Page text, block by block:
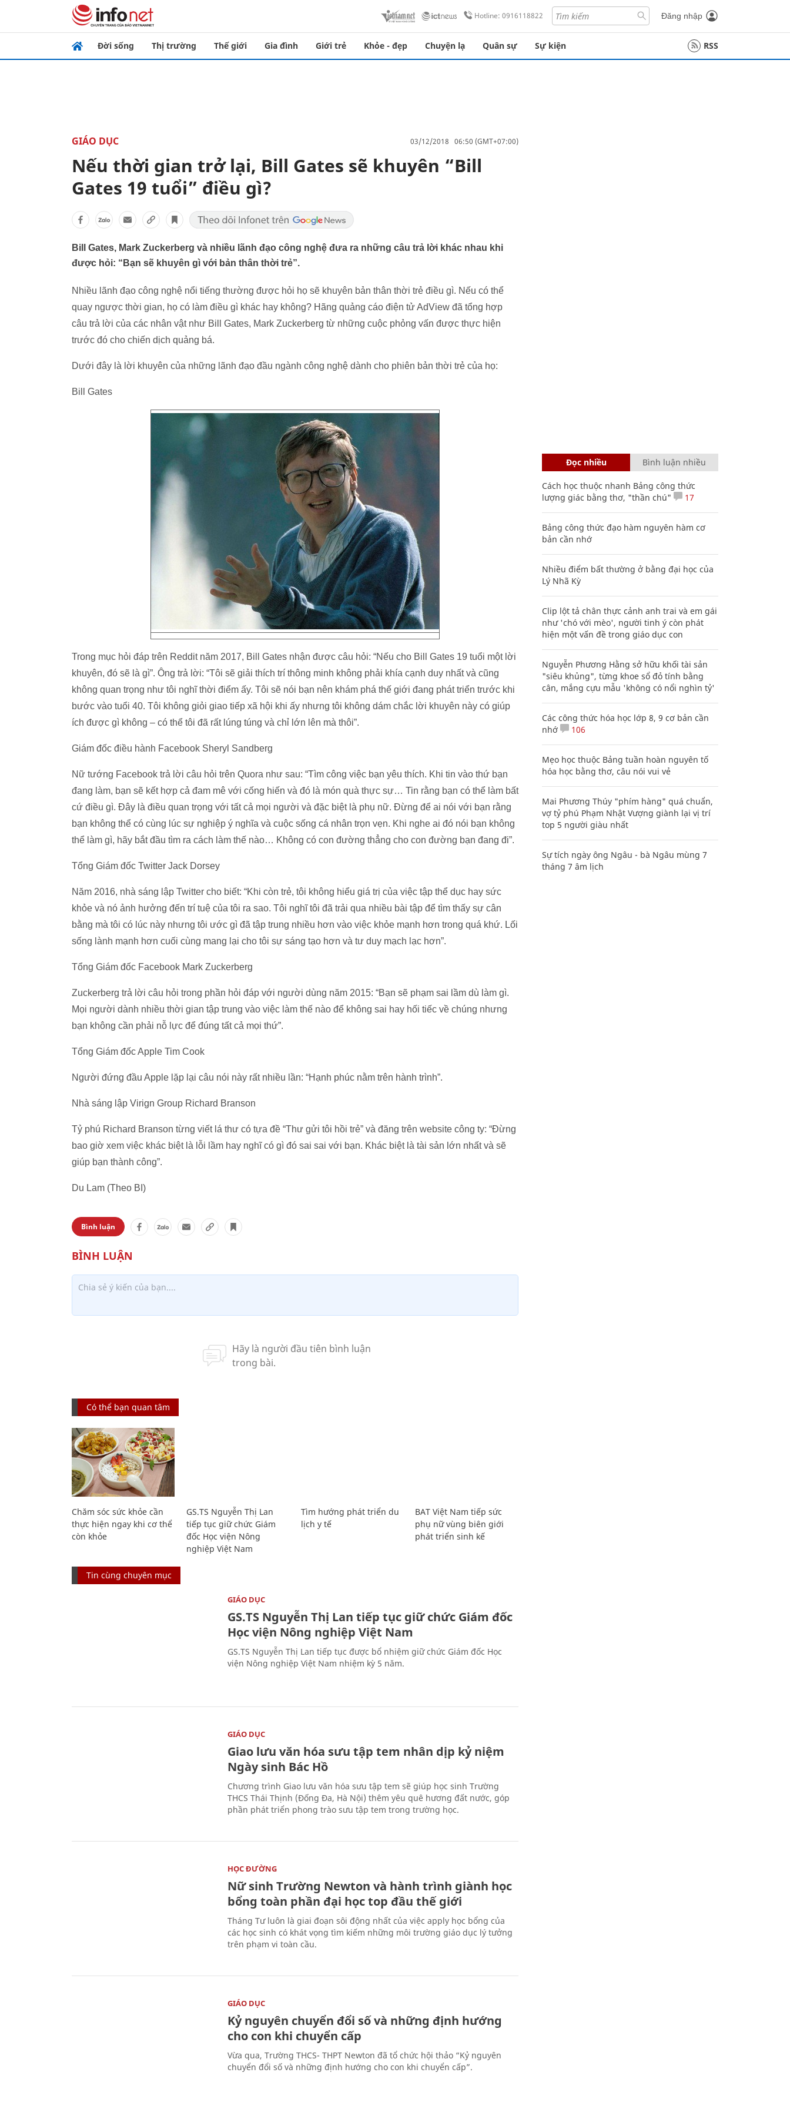
Hotline: 0916118822 Đăng nhập
Đời sống Thị trường Thế giới Gia đình Giới trẻ Khỏe - đẹp Chuyện lạ Quân sự Sự kiện RSS
GIÁO DỤC 03/12/2018 06:50 (GMT+07:00)
Nếu thời gian trở lại, Bill Gates sẽ khuyên “Bill
Gates 19 tuổi” điều gì?
Bill Gates, Mark Zuckerberg và nhiều lãnh đạo công nghệ đưa ra những câu trả lời khác nhau khi
được hỏi: “Bạn sẽ khuyên gì với bản thân thời trẻ”.
Nhiều lãnh đạo công nghệ nổi tiếng thường được hỏi họ sẽ khuyên bản thân thời trẻ điều gì. Nếu có thể
quay ngược thời gian, họ có làm điều gì khác hay không? Hãng quảng cáo điện tử AdView đã tổng hợp
câu trả lời của các nhân vật như Bill Gates, Mark Zuckerberg từ những cuộc phỏng vấn được thực hiện
trước đó cho chiến dịch quảng bá.
Dưới đây là lời khuyên của những lãnh đạo đầu ngành công nghệ dành cho phiên bản thời trẻ của họ:
Bill Gates
Trong mục hỏi đáp trên Reddit năm 2017, Bill Gates nhận được câu hỏi: “Nếu cho Bill Gates 19 tuổi một lời
khuyên, đó sẽ là gì”. Ông trả lời: “Tôi sẽ giải thích trí thông minh không phải khía cạnh duy nhất và cũng
không quan trọng như tôi nghĩ thời điểm ấy. Tôi sẽ nói bạn nên khám phá thế giới đang phát triển trước khi
bước vào tuổi 40. Tôi không giỏi giao tiếp xã hội khi ấy nhưng tôi không dám chắc lời khuyên này có giúp
ích được gì không – có thể tôi đã rất lúng túng và chỉ lớn lên mà thôi”.
Giám đốc điều hành Facebook Sheryl Sandberg
Nữ tướng Facebook trả lời câu hỏi trên Quora như sau: “Tìm công việc bạn yêu thích. Khi tin vào thứ bạn
đang làm, bạn sẽ kết hợp cả đam mê với cống hiến và đó là món quà thực sự… Tin rằng bạn có thể làm bất
cứ điều gì. Đây là điều quan trọng với tất cả mọi người và đặc biệt là phụ nữ. Đừng để ai nói với bạn rằng
bạn không thể có cùng lúc sự nghiệp ý nghĩa và cuộc sống cá nhân trọn vẹn. Khi nghe ai đó nói bạn không
thể làm gì, hãy bắt đầu tìm ra cách làm thế nào… Không có con đường thẳng cho con đường bạn đang đi”.
Tổng Giám đốc Twitter Jack Dorsey
Năm 2016, nhà sáng lập Twitter cho biết: “Khi còn trẻ, tôi không hiểu giá trị của việc tập thể dục hay sức
khỏe và nó ảnh hưởng đến trí tuệ của tôi ra sao. Tôi nghĩ tôi đã trải qua nhiều bài tập để tìm thấy sự cân
bằng mà tôi có lúc này nhưng tôi ước gì đã tập trung nhiều hơn vào việc khỏe mạnh hơn trong quá khứ. Lối
sống lành mạnh hơn cuối cùng mang lại cho tôi sự sáng tạo hơn và tư duy mạch lạc hơn”.
Tổng Giám đốc Facebook Mark Zuckerberg
Zuckerberg trả lời câu hỏi trong phần hỏi đáp với người dùng năm 2015: “Bạn sẽ phạm sai lầm dù làm gì.
Mọi người dành nhiều thời gian tập trung vào việc làm thế nào để không sai hay hối tiếc về chúng nhưng
bạn không cần phải nỗ lực để đúng tất cả mọi thứ”.
Tổng Giám đốc Apple Tim Cook
Người đứng đầu Apple lặp lại câu nói này rất nhiều lần: “Hạnh phúc nằm trên hành trình”.
Nhà sáng lập Virign Group Richard Branson
Tỷ phú Richard Branson từng viết lá thư có tựa đề “Thư gửi tôi hồi trẻ” và đăng trên website công ty: “Đừng
bao giờ xem việc khác biệt là lỗi lầm hay nghĩ có gì đó sai sai với bạn. Khác biệt là tài sản lớn nhất và sẽ
giúp bạn thành công”.
Du Lam (Theo BI)
Bình luận
Có thể bạn quan tâm
Chăm sóc sức khỏe cần
thực hiện ngay khi cơ thể
còn khỏe
GS.TS Nguyễn Thị Lan
tiếp tục giữ chức Giám
đốc Học viện Nông
nghiệp Việt Nam
Tìm hướng phát triển du
lịch y tế
BAT Việt Nam tiếp sức
phụ nữ vùng biên giới
phát triển sinh kế
Tin cùng chuyên mục
GIÁO DỤC
GS.TS Nguyễn Thị Lan tiếp tục giữ chức Giám đốc
Học viện Nông nghiệp Việt Nam
GS.TS Nguyễn Thị Lan tiếp tục được bổ nhiệm giữ chức Giám đốc Học
viện Nông nghiệp Việt Nam nhiệm kỳ 5 năm.
GIÁO DỤC
Giao lưu văn hóa sưu tập tem nhân dịp kỷ niệm
Ngày sinh Bác Hồ
Chương trình Giao lưu văn hóa sưu tập tem sẽ giúp học sinh Trường
THCS Thái Thịnh (Đống Đa, Hà Nội) thêm yêu quê hương đất nước, góp
phần phát triển phong trào sưu tập tem trong trường học.
HỌC ĐƯỜNG
Nữ sinh Trường Newton và hành trình giành học
bổng toàn phần đại học top đầu thế giới
Tháng Tư luôn là giai đoạn sôi động nhất của việc apply học bổng của
các học sinh có khát vọng tìm kiếm những môi trường giáo dục lý tưởng
trên phạm vi toàn cầu.
GIÁO DỤC
Kỷ nguyên chuyển đổi số và những định hướng
cho con khi chuyển cấp
Vừa qua, Trường THCS- THPT Newton đã tổ chức hội thảo “Kỷ nguyên
chuyển đổi số và những định hướng cho con khi chuyển cấp”.
Đọc nhiều Bình luận nhiều
Cách học thuộc nhanh Bảng công thức
lượng giác bằng thơ, "thần chú"
17
Bảng công thức đạo hàm nguyên hàm cơ
bản cần nhớ
Nhiều điểm bất thường ở bằng đại học của
Lý Nhã Kỳ
Clip lột tả chân thực cảnh anh trai và em gái
như 'chó với mèo', người tinh ý còn phát
hiện một vấn đề trong giáo dục con
Nguyễn Phương Hằng sở hữu khối tài sản
"siêu khủng", từng khoe sổ đỏ tính bằng
cân, mắng cựu mẫu 'không có nổi nghìn tỷ'
Các công thức hóa học lớp 8, 9 cơ bản cần
nhớ
106
Mẹo học thuộc Bảng tuần hoàn nguyên tố
hóa học bằng thơ, câu nói vui vẻ
Mai Phương Thúy "phím hàng" quá chuẩn,
vợ tỷ phú Phạm Nhật Vượng giành lại vị trí
top 5 người giàu nhất
Sự tích ngày ông Ngâu - bà Ngâu mùng 7
tháng 7 âm lịch